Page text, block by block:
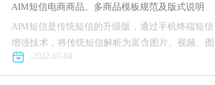
视频、红包样式的富...
AIM短信电商商品、多商品模板规范及版式说明
AIM短信是传统短信的升级版，通过手机终端短信
增强技术，将传统短信解析为富含图片、视频、图
文、卡片的富媒体消息，在终端展示上显示丰富，
形式多样。目前可选的版式有：图文、横滑、图片
2022-07-04